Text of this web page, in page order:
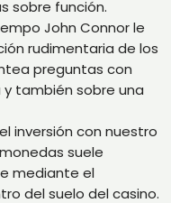
sobre función.
John Connor le
rudimentaria de los
preguntas con
también sobre una
inversión con nuestro
suele
mediante el
del suelo del casino.